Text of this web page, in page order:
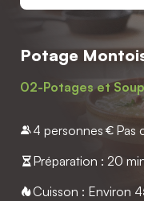
Potage
02-Potages et
4 personnes Pas
Préparation : 20
Cuisson : Environ